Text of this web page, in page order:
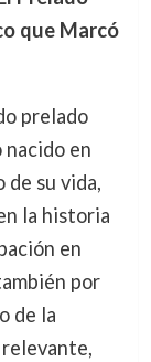
que Marcó
prelado
en
su vida,
la historia
en
por
de la